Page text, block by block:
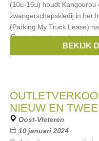
(10u-16u) houdt
zwangerschapskledij in het
(Parking My Truck Lease)
Merken:Noppies,Un
Pietro Brunelli, ...
BEKIJK
NIEUW EN
Oost-Vleteren
10 januari 2024